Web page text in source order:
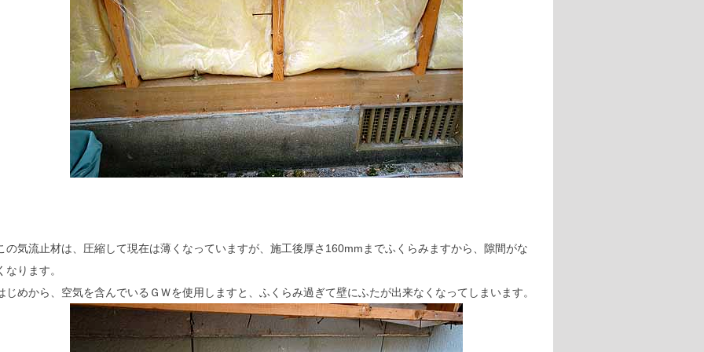
の気流止材は、圧縮して現在は薄くなっていますが、施工後厚さ160mmまでふくらみますから、隙間がな
なります。
じめから、空気を含んでいるＧＷを使用しますと、ふくらみ過ぎて壁にふたが出来なくなってしまいます。